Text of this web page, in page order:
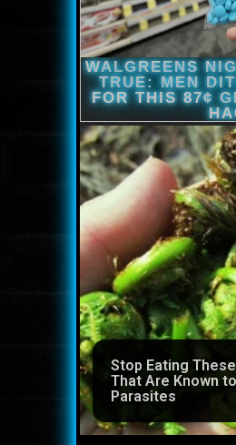
Stop Eating
That Are Known
Parasites